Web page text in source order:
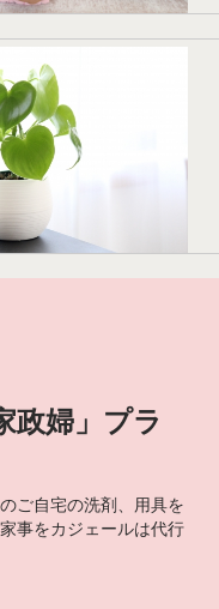
政婦」プラ
ご自宅の洗剤、用具を
事をカジェールは代行